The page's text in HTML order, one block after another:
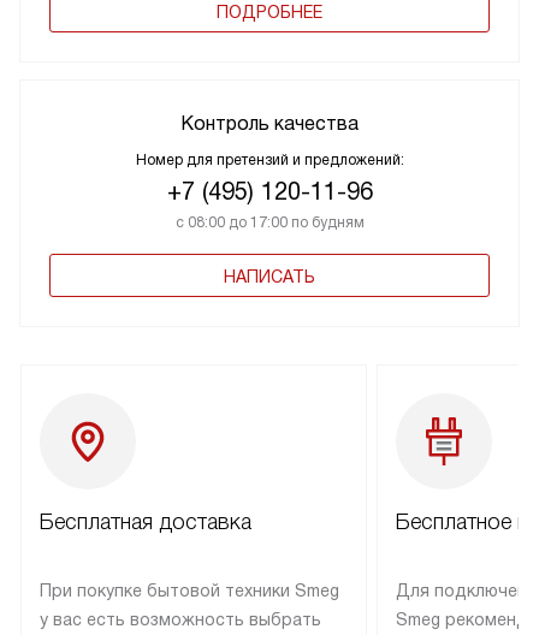
ПОДРОБНЕЕ
Контроль качества
Номер для претензий и предложений:
+7 (495) 120-11-96
с 08:00 до 17:00 по будням
НАПИСАТЬ
Бесплатная доставка
При покупке бытовой техники Smeg
у вас есть возможность выбрать
Бесплатное
Для
Smeg